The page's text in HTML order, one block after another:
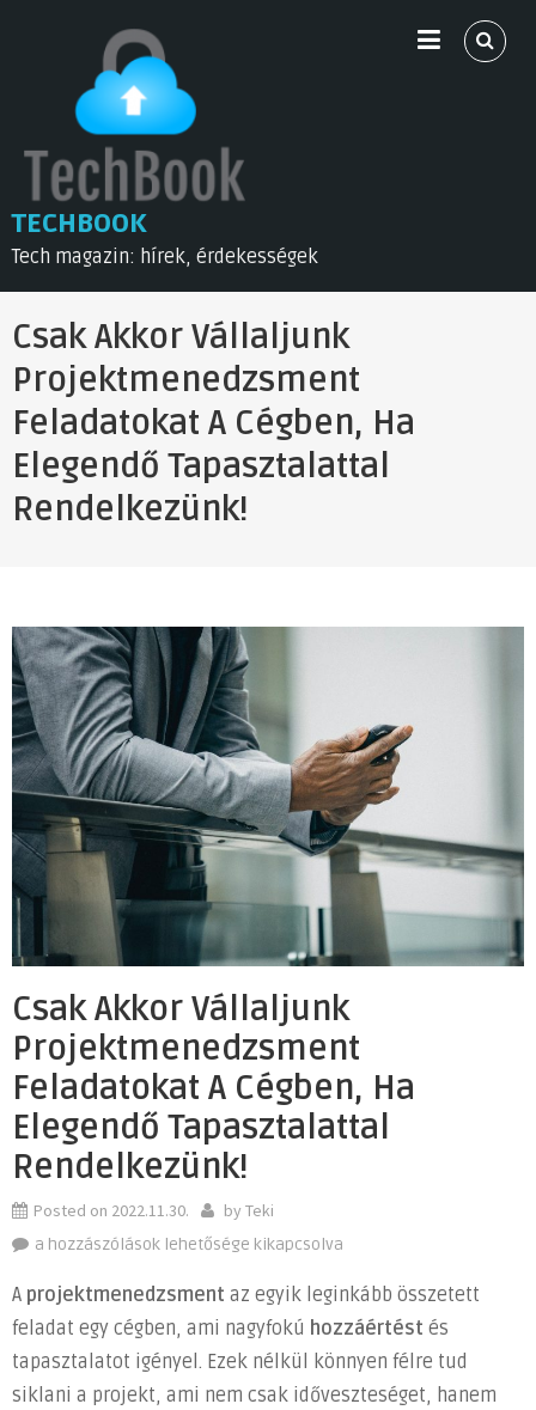
TECHBOOK
Tech magazin: hírek, érdekességek
Csak Akkor Vállaljunk
Projektmenedzsment
Feladatokat A Cégben, Ha
Elegendő Tapasztalattal
Rendelkezünk!
Csak Akkor Vállaljunk
Projektmenedzsment
Feladatokat A Cégben, Ha
Elegendő Tapasztalattal
Rendelkezünk!
Posted on 2022.11.30. by Teki
Csak
vállaljunk
projektmenedzsment
feladatokat
a
a hozzászólások lehetősége kikapcsolva
A projektmenedzsment az egyik leginkább összetett
feladat egy cégben, ami nagyfokú hozzáértést és
tapasztalatot igényel. Ezek nélkül könnyen félre tud
siklani a projekt, ami nem csak időveszteséget, hanem